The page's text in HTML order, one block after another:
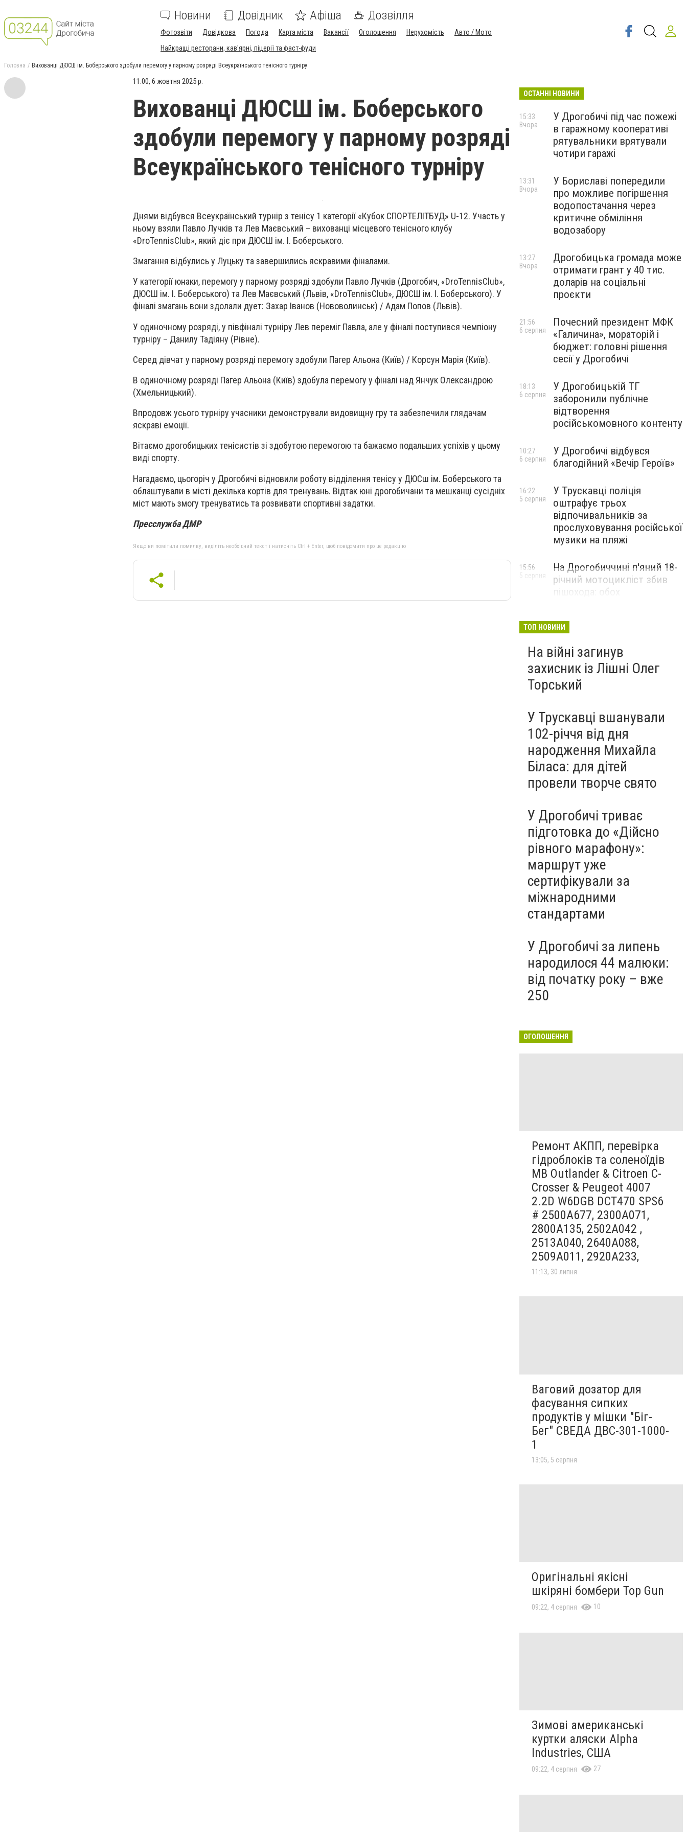
Новини Довідник Афіша Дозвілля
Фотозвіти Довідкова Погода Карта міста Вакансії Оголошення Нерухомість
Авто / Мото
Найкращі ресторани, кав'ярні, піцерії та фаст-фуди
Головна Вихованці ДЮСШ ім. Боберського здобули перемогу у парному розряді Всеукраїнського тенісного турніру
11:00, 6 жовтня 2025 р.
Вихованці ДЮСШ ім. Боберського
здобули перемогу у парному розряді
Всеукраїнського тенісного турніру
Днями відбувся Всеукраїнський турнір з тенісу 1 категорії «Кубок СПОРТЕЛІТБУД» U-12. Участь у
ньому взяли Павло Лучків та Лев Маєвський – вихованці місцевого тенісного клубу
«DroTennisClub», який діє при ДЮСШ ім. І. Боберського.
Змагання відбулись у Луцьку та завершились яскравими фіналами.
У категорії юнаки, перемогу у парному розряді здобули Павло Лучків (Дрогобич, «DroTennisClub»,
ДЮСШ ім. І. Боберського) та Лев Маєвський (Львів, «DroTennisClub», ДЮСШ ім. І. Боберського). У
фіналі змагань вони здолали дует: Захар Іванов (Нововолинськ) / Адам Попов (Львів).
У одиночному розряді, у півфіналі турніру Лев переміг Павла, але у фіналі поступився чемпіону
турніру – Данилу Тадіяну (Рівне).
Серед дівчат у парному розряді перемогу здобули Пагер Альона (Київ) / Корсун Марія (Київ).
В одиночному розряді Пагер Альона (Київ) здобула перемогу у фіналі над Янчук Олександрою
(Хмельницький).
Впродовж усього турніру учасники демонстрували видовищну гру та забезпечили глядачам
яскраві емоції.
Вітаємо дрогобицьких тенісистів зі здобутою перемогою та бажаємо подальших успіхів у цьому
виді спорту.
Нагадаємо, цьогоріч у Дрогобичі відновили роботу відділення тенісу у ДЮСш ім. Боберського та
облаштували в місті декілька кортів для тренувань. Відтак юні дрогобичани та мешканці сусідніх
міст мають змогу тренуватись та розвивати спортивні задатки.
Пресслужба ДМР
Якщо ви помітили помилку, виділіть необхідний текст і натисніть Ctrl + Enter, щоб повідомити про це редакцію
ОСТАННІ НОВИНИ
У Дрогобичі під час пожежі
в гаражному кооперативі
рятувальники врятували
чотири гаражі
15:33
Вчора
У Бориславі попередили
про можливе погіршення
водопостачання через
критичне обміління
водозабору
13:31
Вчора
Дрогобицька громада може
отримати грант у 40 тис.
доларів на соціальні
проєкти
13:27
Вчора
Почесний президент МФК
«Галичина», мораторій і
бюджет: головні рішення
сесії у Дрогобичі
21:56
6 серпня
У Дрогобицькій ТГ
заборонили публічне
відтворення
російськомовного контенту
18:13
6 серпня
У Дрогобичі відбувся
благодійний «Вечір Героїв»
10:27
6 серпня
У Трускавці поліція
оштрафує трьох
відпочивальників за
прослуховування російської
музики на пляжі
16:22
5 серпня
На Дрогобиччині п'яний 18-
річний мотоцикліст збив
пішохода: обох
15:56
5 серпня
ТОП НОВИНИ
На війні загинув
захисник із Лішні Олег
Торський
У Трускавці вшанували
102-річчя від дня
народження Михайла
Біласа: для дітей
провели творче свято
У Дрогобичі триває
підготовка до «Дійсно
рівного марафону»:
маршрут уже
сертифікували за
міжнародними
стандартами
У Дрогобичі за липень
народилося 44 малюки:
від початку року – вже
250
ОГОЛОШЕННЯ
Ремонт АКПП, перевірка
гідроблоків та соленоїдів
MB Outlander & Citroen C-
Crosser & Peugeot 4007
2.2D W6DGB DCT470 SPS6
# 2500A677, 2300A071,
2800A135, 2502A042 ,
2513A040, 2640A088,
2509A011, 2920A233,
11:13, 30 липня
Ваговий дозатор для
фасування сипких
продуктів у мішки "Біг-
Бег" СВЕДА ДВС-301-1000-
1
13:05, 5 серпня
Оригінальні якісні
шкіряні бомбери Top Gun
09:22, 4 серпня 10
Зимові американські
куртки аляски Alpha
Industries, США
09:22, 4 серпня 27